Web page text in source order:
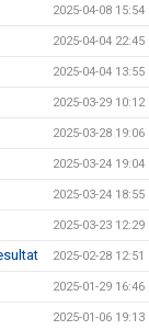
2025-04-08 15:54
2025-04-04 22:45
2025-04-04 13:55
2025-03-29 10:12
2025-03-28 19:06
2025-03-24 19:04
2025-03-24 18:55
2025-03-23 12:29
2025-02-28 12:51
2025-01-29 16:46
2025-01-06 19:13